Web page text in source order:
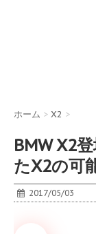
ホーム > X2 >
BMW X2
たX2の可
2017/05/03